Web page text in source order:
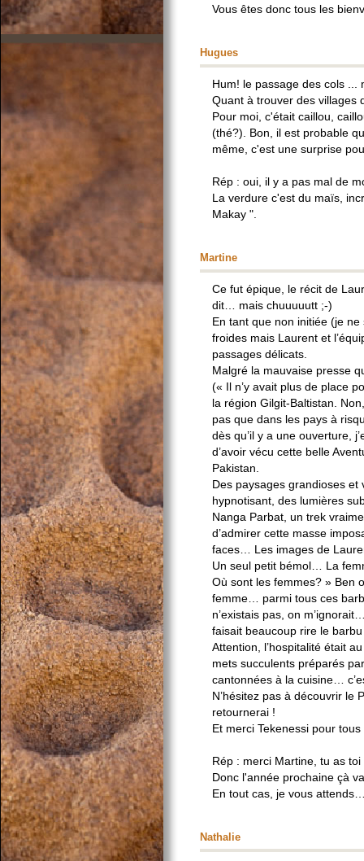
Vous êtes donc tous les
Hugues
Hum! le passage des cols ...
Quant à trouver des villages
Pour moi, c'était caillou,
(thé?). Bon, il est probable
même, c'est une surprise
Rép : oui, il y a pas mal de
La verdure c'est du maïs,
Makay ".
Martine
Ce fut épique, le récit de
dit… mais chuuuuutt ;-)
En tant que non initiée (je
froides mais Laurent et
passages délicats.
Malgré la mauvaise presse
(« Il n’y avait plus de place
la région Gilgit-Baltistan.
pas que dans les pays à
dès qu’il y a une ouverture,
d’avoir vécu cette belle
Pakistan.
Des paysages grandioses
hypnotisant, des lumières
Nanga Parbat, un trek
d’admirer cette masse
faces… Les images de
Un seul petit bémol… La
Où sont les femmes? » Ben
femme… parmi tous ces
n’existais pas, on
faisait beaucoup rire le
Attention, l’hospitalité était
mets succulents préparés
cantonnées à la cuisine…
N’hésitez pas à découvrir le
retournerai !
Et merci Tekenessi pour
Rép : merci Martine, tu as
Donc l'année prochaine çà
En tout cas, je vous
Nathalie